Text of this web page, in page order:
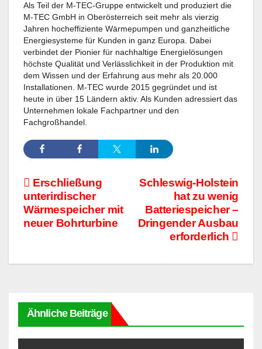
Als Teil der M-TEC-Gruppe entwickelt und produziert die
M-TEC GmbH in Oberösterreich seit mehr als vierzig
Jahren hocheffiziente Wärmepumpen und ganzheitliche
Energiesysteme für Kunden in ganz Europa. Dabei
verbindet der Pionier für nachhaltige Energielösungen
höchste Qualität und Verlässlichkeit in der Produktion mit
dem Wissen und der Erfahrung aus mehr als 20.000
Installationen. M-TEC wurde 2015 gegründet und ist
heute in über 15 Ländern aktiv. Als Kunden adressiert das
Unternehmen lokale Fachpartner und den
Fachgroßhandel.
BeitragsnavigationSchleswig-Holstein
hat zu wenig
Batteriespeicher –
Dringender Ausbau
erforderlich
Erschließung
unterirdischer
Wärmespeicher mit
neuer Bohrturbine
Ähnliche Beiträge